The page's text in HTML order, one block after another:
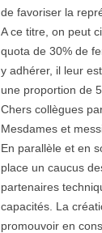
de favoriser la
A ce titre, on peut
quota de 30% de
y adhérer, il leur
une proportion de
Chers collègues
Mesdames et
En parallèle et en
place un caucus
partenaires
capacités. La
promouvoir en